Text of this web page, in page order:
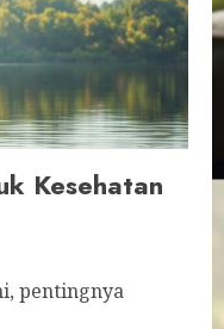
Kesehatan
pentingnya